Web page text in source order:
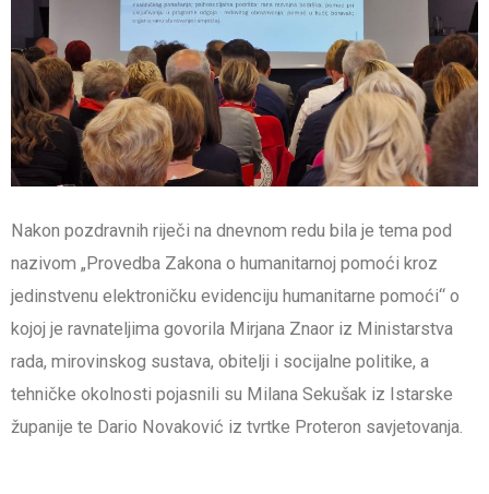
Nakon pozdravnih riječi na dnevnom redu bila je tema pod
nazivom „Provedba Zakona o humanitarnoj pomoći kroz
jedinstvenu elektroničku evidenciju humanitarne pomoći“ o
kojoj je ravnateljima govorila Mirjana Znaor iz Ministarstva
rada, mirovinskog sustava, obitelji i socijalne politike, a
tehničke okolnosti pojasnili su Milana Sekušak iz Istarske
županije te Dario Novaković iz tvrtke Proteron savjetovanja.